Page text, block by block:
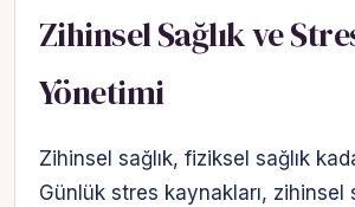
Zihinsel Sağlık ve
Yönetimi
Zihinsel sağlık, fiziksel sağlık
Günlük stres kaynakları, zihinsel